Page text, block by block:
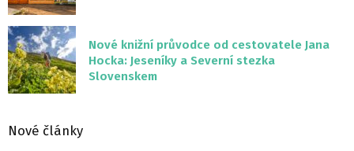
Nové knižní průvodce od cestovatele Jana
Hocka: Jeseníky a Severní stezka
Slovenskem
Nové články